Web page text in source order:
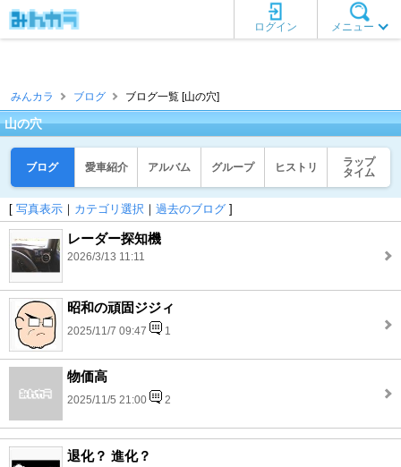
メニュー
ログイン
みんカラ ブログ ブログ一覧 [山の穴]
山の穴
ブログ 愛車紹介 アルバム グループ ヒストリ
ラップ
タイム
[ 写真表示 ｜ カテゴリ選択 ｜ 過去のブログ ]
レーダー探知機
2026/3/13 11:11
昭和の頑固ジジィ
2025/11/7 09:47 1
物価高
2025/11/5 21:00 2
退化？ 進化？